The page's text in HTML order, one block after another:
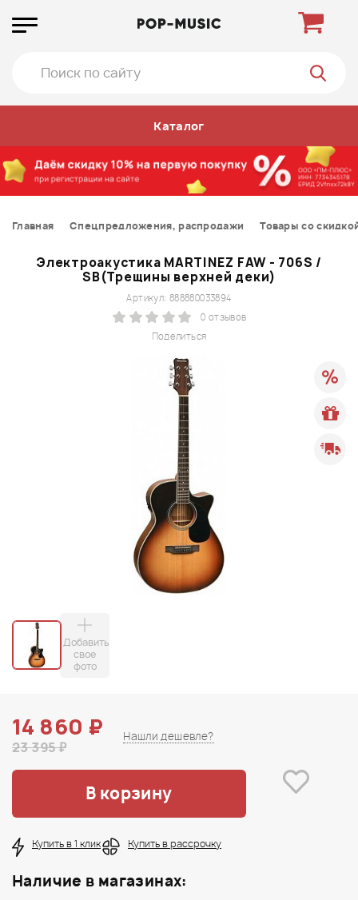
Каталог
Главная Спецпредложения, распродажи Товары со
Электроакустика MARTINEZ FAW - 706S /
SB(Трещины верхней деки)
Поделиться
Артикул: 888880033894
0 отзывов
Добавить
свое
фото
14 860 ₽
23 395 ₽
Нашли дешевле?
В корзину
Купить в 1 клик Купить в рассрочку
Наличие в магазинах: